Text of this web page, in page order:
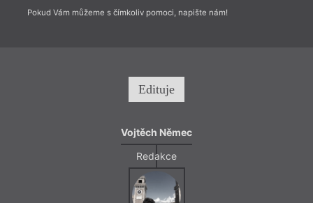
Pokud Vám můžeme s čímkoliv pomoci, napište nám!
Edituje
Vojtěch Němec
Redakce